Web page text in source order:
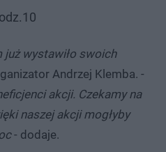
już wystawiło swoich
Andrzej Klemba. -
akcji. Czekamy na
naszej akcji mogłyby
- dodaje.